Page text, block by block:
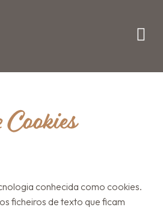
conhecida como cookies.
ficheiros de texto que ficam